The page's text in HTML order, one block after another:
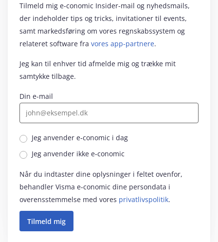
Tilmeld mig e‑conomic Insider-mail og nyhedsmails,
der indeholder tips og tricks, invitationer til events,
samt markedsføring om vores regnskabssystem og
relateret software fra vores app-partnere.
Jeg kan til enhver tid afmelde mig og trække mit
samtykke tilbage.
Din e-mail
Jeg anvender e‑conomic i dag
Jeg anvender ikke e‑conomic
Når du indtaster dine oplysninger i feltet ovenfor,
behandler Visma e‑conomic dine persondata i
overensstemmelse med vores privatlivspolitik.